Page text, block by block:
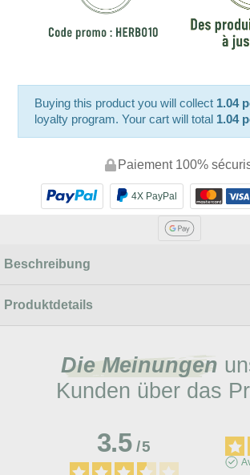
Buying this product you will collect 1.04
loyalty program. Your cart will total 1.04
Paiement 100%
4X PayPal
Beschreibung
Produktdetails
Die Meinungen
Kunden über das
3.5/5